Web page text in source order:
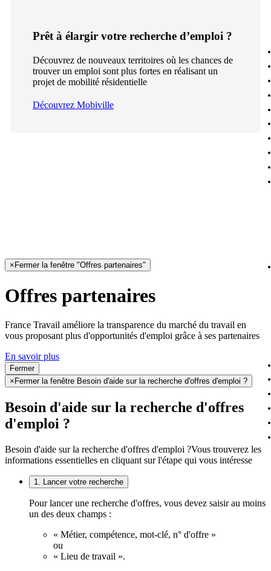
Prêt à élargir votre recherche d’emploi ?
Découvrez de nouveaux territoires où les chances de
trouver un emploi sont plus fortes en réalisant un
projet de mobilité résidentielle
Découvrez Mobiville
× Fermer la fenêtre "Offres partenaires"
Offres partenaires
France Travail améliore la transparence du marché du travail en
vous proposant plus d'opportunités d'emploi grâce à ses partenaires
En savoir plus
Fermer
× Fermer la fenêtre Besoin d'aide sur la recherche d'offres d'emploi ?
Besoin d'aide sur la recherche d'offres
d'emploi ?
Besoin d'aide sur la recherche d'offres d'emploi ?Vous trouverez les
informations essentielles en cliquant sur l'étape qui vous intéresse
1. Lancer votre recherche
Pour lancer une recherche d'offres, vous devez saisir au moins
un des deux champs :
« Métier, compétence, mot-clé, n° d'offre »
ou
« Lieu de travail ».